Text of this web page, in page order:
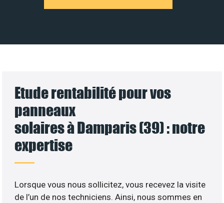
Etude rentabilité pour vos
panneaux
solaires à Damparis (39) : notre
expertise
Lorsque vous nous sollicitez, vous recevez la visite
de l’un de nos techniciens. Ainsi, nous sommes en